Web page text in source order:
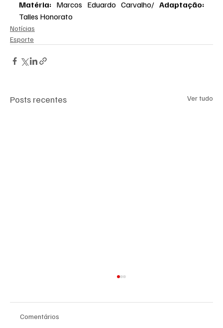
Matéria: Marcos Eduardo Carvalho/
Talles Honorato
Notícias
Esporte
Posts recentes Ver tudo
Comentários